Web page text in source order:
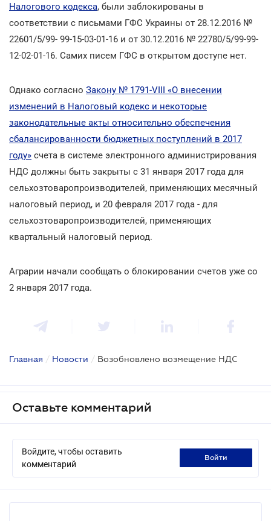
Налогового кодекса, были заблокированы в
соответствии с письмами ГФС Украины от 28.12.2016 №
22601/5/99- 99-15-03-01-16 и от 30.12.2016 № 22780/5/99-99-
12-02-01-16. Самих писем ГФС в открытом доступе нет.
Однако согласно Закону № 1791-VIII «О внесении
изменений в Налоговый кодекс и некоторые
законодательные акты относительно обеспечения
сбалансированности бюджетных поступлений в 2017
году» счета в системе электронного администрирования
НДС должны быть закрыты с 31 января 2017 года для
сельхозтоваропроизводителей, применяющих месячный
налоговый период, и 20 февраля 2017 года - для
сельхозтоваропроизводителей, применяющих
квартальный налоговый период.
Аграрии начали сообщать о блокировании счетов уже со
2 января 2017 года.
Главная / Новости / Возобновлено возмещение НДС
Оставьте комментарий
Войдите, чтобы оставить
комментарий
войти